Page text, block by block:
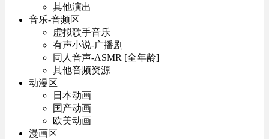
其他演出
音乐-音频区
虚拟歌手音乐
有声小说-广播剧
同人音声-ASMR [全年龄]
其他音频资源
动漫区
日本动画
国产动画
欧美动画
漫画区